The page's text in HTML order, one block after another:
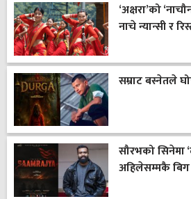
‘अक्षरा’को
नाचे न्यान्सी र
सम्राट बस्नेतले
सौरभको सिनेमा
अहिलेसम्मकै